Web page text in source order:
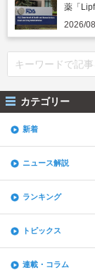
薬「
薬
2026/
カテゴリー
新着
ニュース解説
ランキング
トピックス
連載・コラム